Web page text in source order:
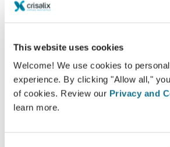
This website uses cookies
Welcome! We use cookies to
experience. By clicking "Allow all,"
of cookies. Review our Privacy and
learn more.
100% женщин сказали,
своей операцией после
Crisalix 3D-